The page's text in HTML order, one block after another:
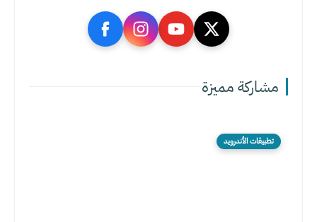
مشاركة مميزة
تطبيقات الأندرويد